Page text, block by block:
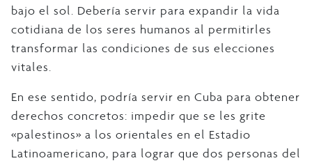
bajo el sol. Debería servir para expandir la vida
cotidiana de los seres humanos al permitirles
transformar las condiciones de sus elecciones
vitales.
En ese sentido, podría servir en Cuba para obtener
derechos concretos: impedir que se les grite
«palestinos» a los orientales en el Estadio
Latinoamericano, para lograr que dos personas del